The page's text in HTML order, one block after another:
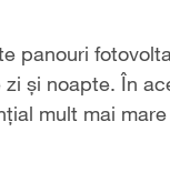
panouri
și noapte. În
mult mai